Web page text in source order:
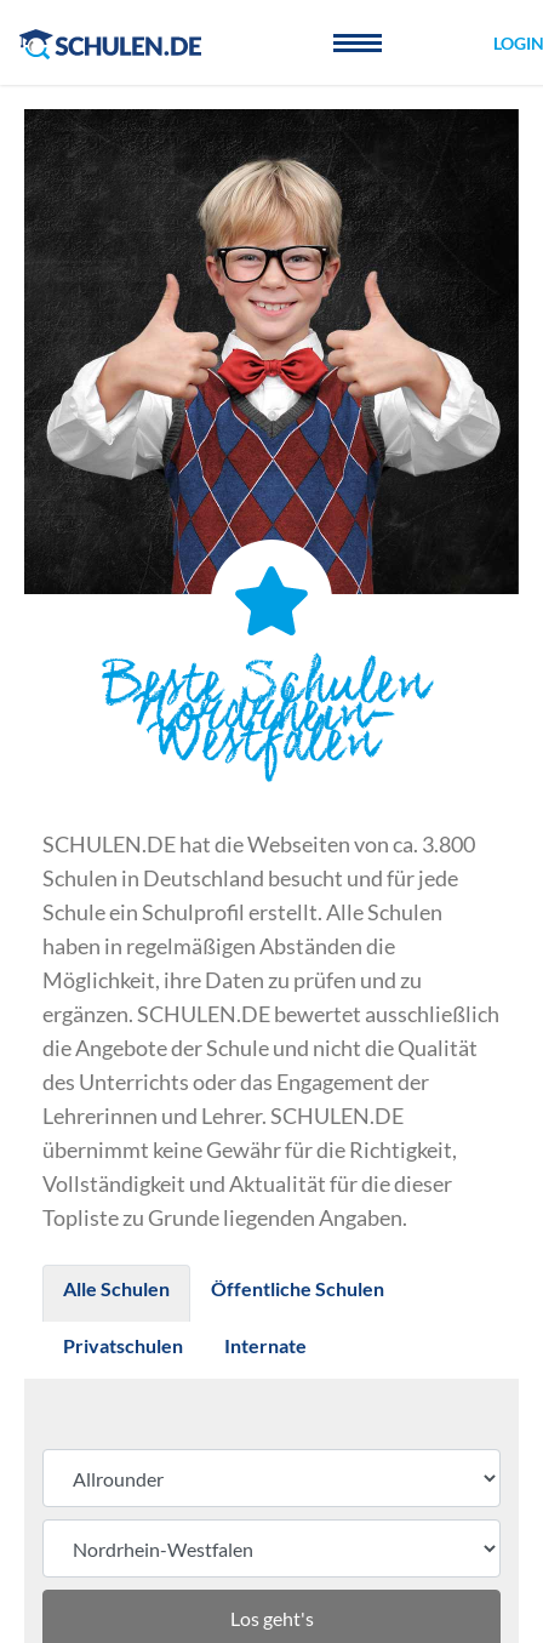
LOGIN
Beste Schulen
Nordrhein-
Westfalen
SCHULEN.DE hat die Webseiten von ca. 3.800
Schulen in Deutschland besucht und für jede
Schule ein Schulprofil erstellt. Alle Schulen
haben in regelmäßigen Abständen die
Möglichkeit, ihre Daten zu prüfen und zu
ergänzen. SCHULEN.DE bewertet ausschließlich
die Angebote der Schule und nicht die Qualität
des Unterrichts oder das Engagement der
Lehrerinnen und Lehrer. SCHULEN.DE
übernimmt keine Gewähr für die Richtigkeit,
Vollständigkeit und Aktualität für die dieser
Topliste zu Grunde liegenden Angaben.
Alle Schulen Öffentliche Schulen
Privatschulen Internate
Los geht's